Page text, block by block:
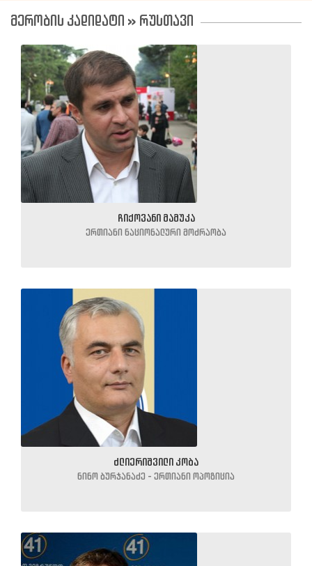
მერობის კადიდატი » რუსთავი
ჩიქოვანი მამუკა
ერთიანი ნაციონალური მოძრაობა
ძლიერიშვილი კობა
ნინო ბურჯანაძე - ერთიანი ოპოზიცია